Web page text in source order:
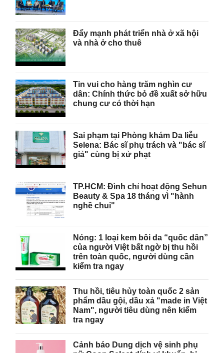
Đẩy mạnh phát triển nhà ở xã hội
và nhà ở cho thuê
Tin vui cho hàng trăm nghìn cư
dân: Chính thức bỏ đề xuất sở hữu
chung cư có thời hạn
Sai phạm tại Phòng khám Da liễu
Selena: Bác sĩ phụ trách và "bác sĩ
giả" cùng bị xử phạt
TP.HCM: Đình chỉ hoạt động Sehun
Beauty & Spa 18 tháng vì "hành
nghề chui"
Nóng: 1 loại kem bôi da “quốc dân”
của người Việt bất ngờ bị thu hồi
trên toàn quốc, người dùng cần
kiểm tra ngay
Thu hồi, tiêu hủy toàn quốc 2 sản
phẩm dầu gội, dầu xả "made in Việt
Nam", người tiêu dùng nên kiểm
tra ngay
Cảnh báo Dung dịch vệ sinh phụ